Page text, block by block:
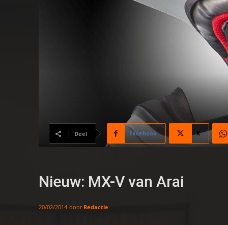
Deel Facebook X
Nieuw: MX-V van Arai
20/02/2014 door Redactie